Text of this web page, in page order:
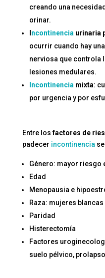
creando una
orinar.
ncontinenciaurinaria
ocurrir cuando hay
nerviosa que controla
lesiones medulares.
Incontinenciamixta:
por urgencia y por
Entre losfactores de
padecer incontinenciase
Género: mayor riesgo
Edad
Menopausia e
Raza: mujeres
Paridad
Histerectomía
Factores
suelo pélvico,